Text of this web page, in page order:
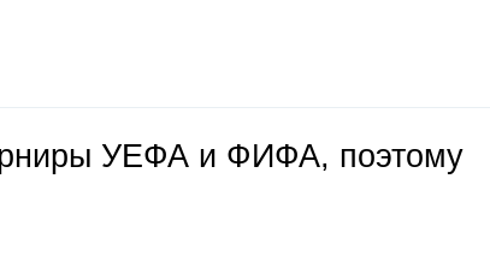
УЕФА и ФИФА, поэтому